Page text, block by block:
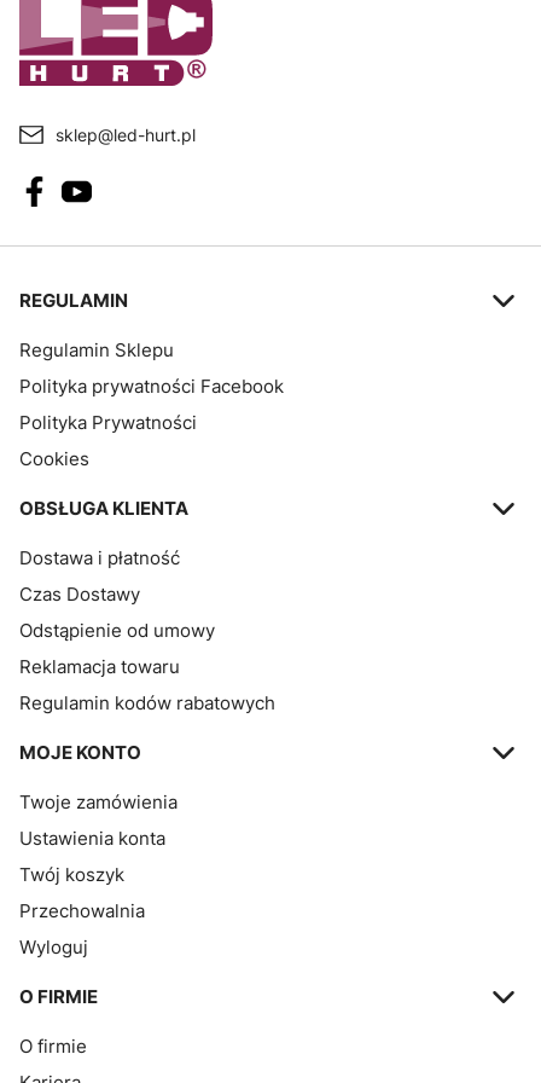
sklep@led-hurt.pl
Linki w stopce
REGULAMIN
Regulamin Sklepu
Polityka prywatności Facebook
Polityka Prywatności
Cookies
OBSŁUGA KLIENTA
Dostawa i płatność
Czas Dostawy
Odstąpienie od umowy
Reklamacja towaru
Regulamin kodów rabatowych
MOJE KONTO
Twoje zamówienia
Ustawienia konta
Twój koszyk
Przechowalnia
Wyloguj
O FIRMIE
O firmie